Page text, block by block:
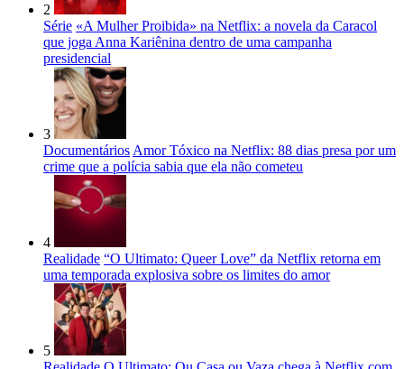
2
Série «A Mulher Proibida» na Netflix: a novela da Caracol
que joga Anna Kariênina dentro de uma campanha
presidencial
3
Documentários Amor Tóxico na Netflix: 88 dias presa por um
crime que a polícia sabia que ela não cometeu
4
Realidade “O Ultimato: Queer Love” da Netflix retorna em
uma temporada explosiva sobre os limites do amor
5